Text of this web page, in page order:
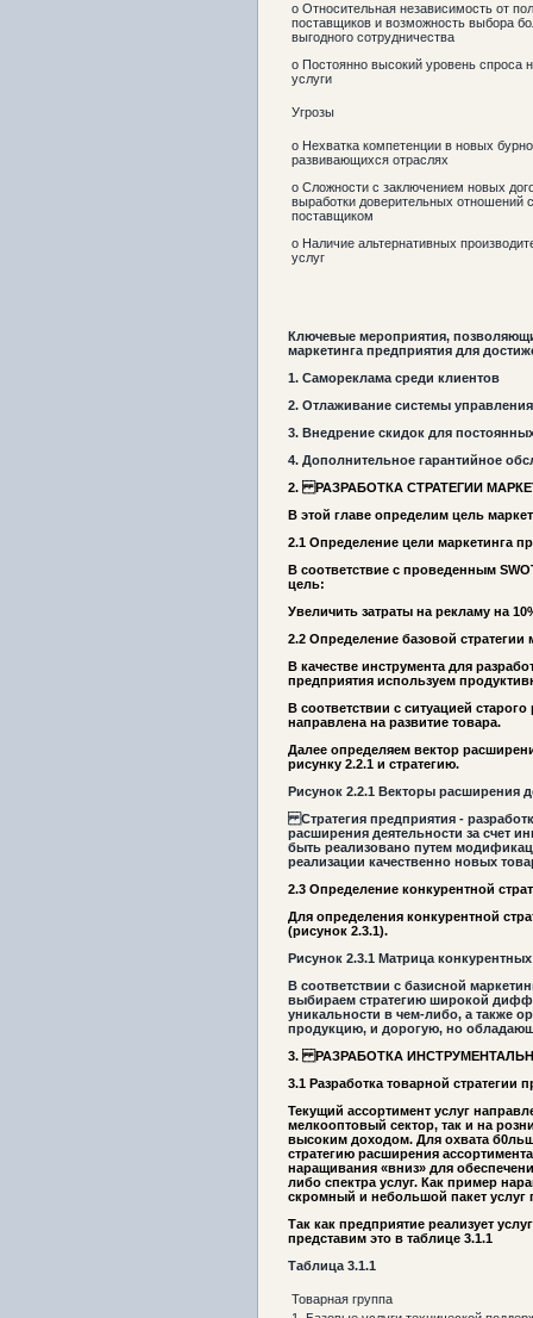
o Относительная независимость от
поставщиков и возможность выбора
выгодного сотрудничества
o Постоянно высокий уровень спроса
услуги
Угрозы
o Нехватка компетенции в новых бурно
развивающихся отраслях
o Сложности с заключением новых
выработки доверительных отношений
поставщиком
o Наличие альтернативных
услуг
Ключевые мероприятия,
маркетинга предприятия для
1. Самореклама среди клиентов
2. Отлаживание системы
3. Внедрение скидок для
4. Дополнительное гарантийное
2. РАЗРАБОТКА СТРАТЕГИИ
В этой главе определим цель
2.1 Определение цели маркетинга
В соответствие с проведенным
цель:
Увеличить затраты на рекламу на
2.2 Определение базовой стратегии
В качестве инструмента для
предприятия используем
В соответствии с ситуацией
направлена на развитие товара.
Далее определяем вектор
рисунку 2.2.1 и стратегию.
Рисунок 2.2.1 Векторы расширения
Стратегия предприятия -
расширения деятельности за счет
быть реализовано путем
реализации качественно новых
2.3 Определение конкурентной
Для определения конкурентной
(рисунок 2.3.1).
Рисунок 2.3.1 Матрица конкурентных
В соответствии с базисной
выбираем стратегию широкой
уникальности в чем-либо, а также
продукцию, и дорогую, но
3.РАЗРАБОТКА
3.1 Разработка товарной стратегии
Текущий ассортимент услуг
мелкооптовый сектор, так и на
высоким доходом. Для охвата
стратегию расширения
наращивания «вниз» для
либо спектра услуг. Как пример
скромный и небольшой пакет услуг
Так как предприятие реализует
представим это в таблице 3.1.1
Таблица 3.1.1
Товарная группа